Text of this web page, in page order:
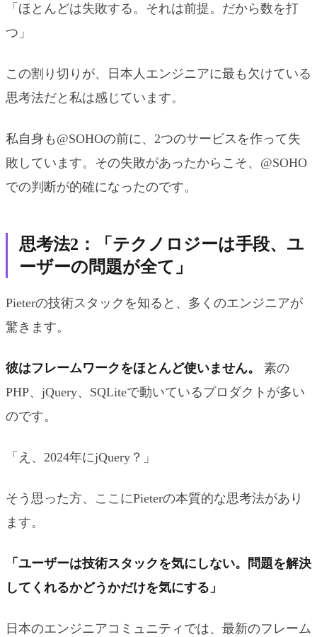
「ほとんどは失敗する。それは前提。だから数を打
つ」
この割り切りが、日本人エンジニアに最も欠けている
思考法だと私は感じています。
私自身も@SOHOの前に、2つのサービスを作って失
敗しています。その失敗があったからこそ、@SOHO
での判断が的確になったのです。
思考法2：「テクノロジーは手段、ユ
ーザーの問題が全て」
Pieterの技術スタックを知ると、多くのエンジニアが
驚きます。
彼はフレームワークをほとんど使いません。
素の
PHP、jQuery、SQLiteで動いているプロダクトが多い
のです。
「え、2024年にjQuery？」
そう思った方、ここにPieterの本質的な思考法があり
ます。
「ユーザーは技術スタックを気にしない。問題を解決
してくれるかどうかだけを気にする」
日本のエンジニアコミュニティでは、最新のフレーム